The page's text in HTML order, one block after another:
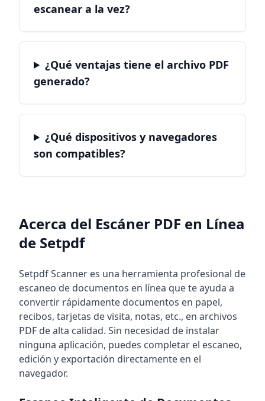
escanear a la vez?
¿Qué ventajas tiene el archivo PDF
generado?
¿Qué dispositivos y navegadores
son compatibles?
PDF Scanner Keywords
pdf scanner online, scan to pdf, document scanner,
Acerca del Escáner PDF en Línea
de Setpdf
Setpdf Scanner es una herramienta profesional de
escaneo de documentos en línea que te ayuda a
convertir rápidamente documentos en papel,
recibos, tarjetas de visita, notas, etc., en archivos
PDF de alta calidad. Sin necesidad de instalar
ninguna aplicación, puedes completar el escaneo,
edición y exportación directamente en el
navegador.